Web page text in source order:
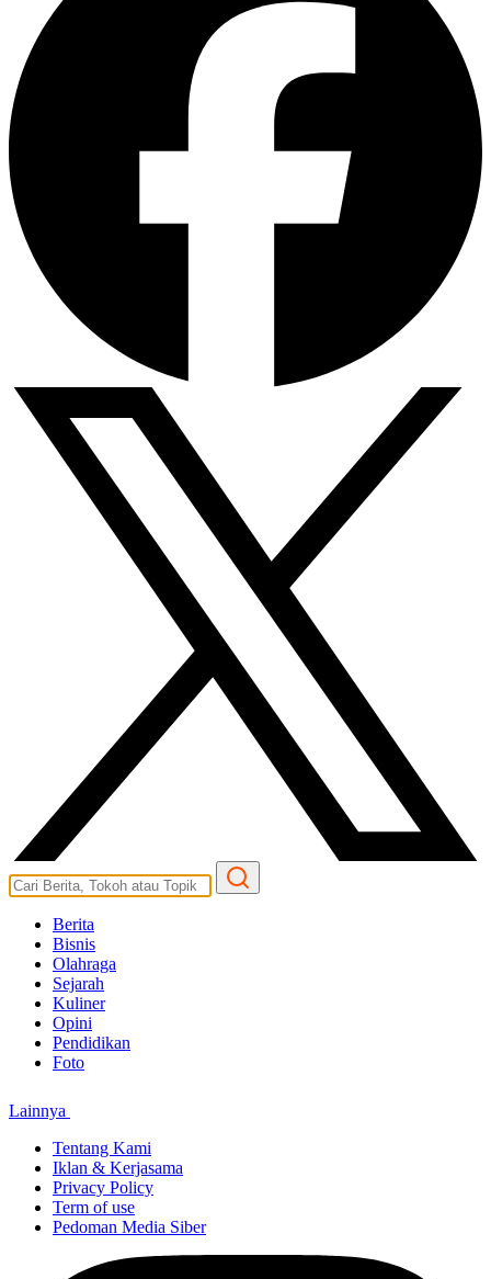
Berita
Bisnis
Olahraga
Sejarah
Kuliner
Opini
Pendidikan
Foto
Lainnya
Tentang Kami
Iklan & Kerjasama
Privacy Policy
Term of use
Pedoman Media Siber